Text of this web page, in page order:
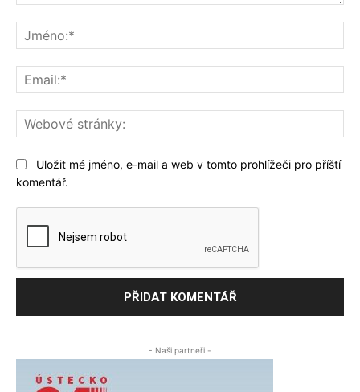
Uložit mé jméno, e-mail a web v tomto prohlížeči pro příští
komentář.
- Naši partneři -